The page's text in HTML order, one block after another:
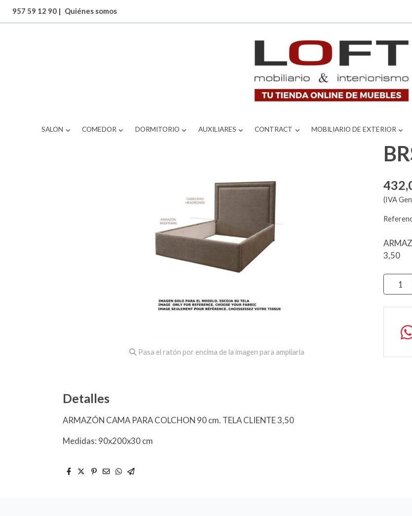
957 59 12 90 | Quiénes somos
SALON COMEDOR DORMITORIO AUXILIARES CONTRACT MOBILIARIO DE EXTERIOR
Pasa el ratón por encima de la imagen para ampliarla
Detalles
ARMAZÓN CAMA PARA COLCHON 90 cm. TELA CLIENTE 3,50
Medidas: 90x200x30 cm
(IVA
3,50